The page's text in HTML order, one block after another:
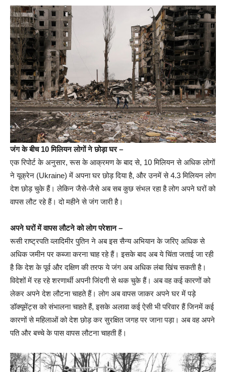
जंग के बीच 10 मिलियन लोगों ने छोड़ा घर –
एक रिपोर्ट के अनुसार, रूस के आक्रमण के बाद से, 10 मिलियन से अधिक लोगों
ने यूक्रेन (Ukraine) में अपना घर छोड़ दिया है, और उनमें से 4.3 मिलियन लोग
देश छोड़ चुके हैं। लेकिन जैसे-जैसे अब सब कुछ संभल रहा है लोग अपने घरों को
वापस लौट रहे हैं। दो महीने से जंग जारी है।
अपने घरों में वापस लौटने को लोग परेशान –
रूसी राष्ट्रपति व्लादिमीर पुतिन ने अब इस सैन्य अभियान के जरिए अधिक से
अधिक जमीन पर कब्जा करना चाह रहे हैं। इसके बाद अब ये चिंता जताई जा रही
है कि देश के पूर्व और दक्षिण की तरफ ये जंग अब अधिक लंबा खिंच सकती है।
विदेशों में रह रहे शरणार्थी अपनी जिंदगी से थक चुके हैं। अब वह कई कारणों को
लेकर अपने देश लौटना चाहते हैं। लोग अब वापस जाकर अपने घर में पड़े
डॉक्यूमेंट्स को संभालना चाहते हैं, इसके अलावा कई ऐसी भी परिवार हैं जिनमें कई
कारणों से महिलाओं को देश छोड़ कर सुरक्षित जगह पर जाना पड़ा। अब वह अपने
पति और बच्चे के पास वापस लौटना चाहती हैं।